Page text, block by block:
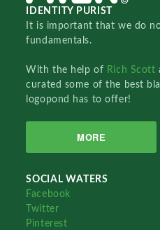
IDENTITY PURIST
It is important that we do
fundamentals.
With the help of Rich Scott
curated some of the best
logopond has to offer!
MORE
SOCIAL WATERS
Facebook
Twitter
Pinterest